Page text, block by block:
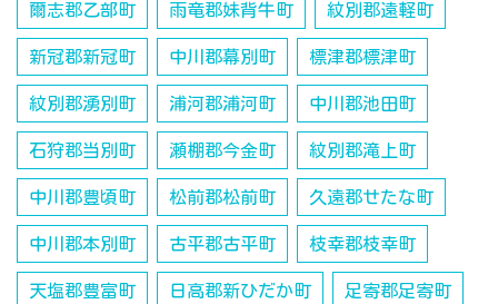
爾志郡乙部町 雨竜郡妹背牛町 紋別郡遠軽町
新冠郡新冠町 中川郡幕別町 標津郡標津町
紋別郡湧別町 浦河郡浦河町 中川郡池田町
石狩郡当別町 瀬棚郡今金町 紋別郡滝上町
中川郡豊頃町 松前郡松前町 久遠郡せたな町
中川郡本別町 古平郡古平町 枝幸郡枝幸町
天塩郡豊富町 日高郡新ひだか町 足寄郡足寄町